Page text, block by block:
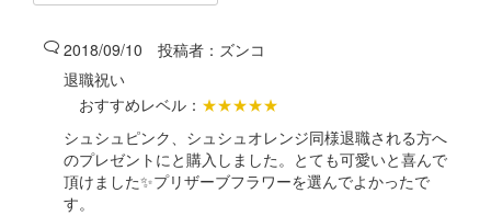
2018/09/10 投稿者： ズンコ
退職祝い
おすすめレベル： ★★★★★
シュシュピンク、シュシュオレンジ同様退職される方へ
のプレゼントにと購入しました。とても可愛いと喜んで
頂けました✨プリザーブフラワーを選んでよかったで
す。